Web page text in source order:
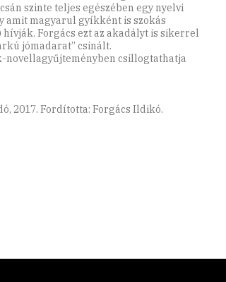
szinte teljes egészében egy nyelvi
amit magyarul gyíkként is szokás
Forgács ezt az akadályt is sikerrel
jómadarat” csinált.
novellagyűjteményben csillogtathatja
2017. Fordította: Forgács Ildikó.